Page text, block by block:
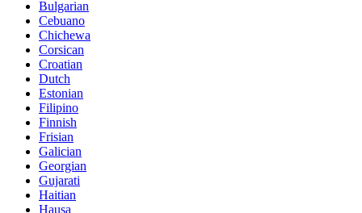
Bulgarian
Cebuano
Chichewa
Corsican
Croatian
Dutch
Estonian
Filipino
Finnish
Frisian
Galician
Georgian
Gujarati
Haitian
Hausa